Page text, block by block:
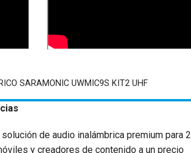
SARAMONIC UWMIC9S KIT2 UHF
de audio inalámbrica premium para 2
y creadores de contenido a un precio